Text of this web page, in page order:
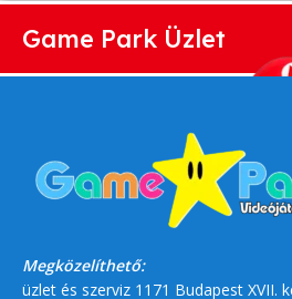
Game Park Üzlet
Megközelíthető:
üzlet és szerviz 1171 Budapest XVII.